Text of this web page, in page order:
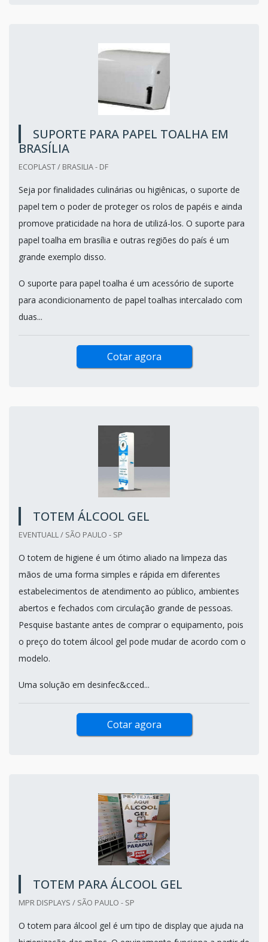
SUPORTE PARA PAPEL TOALHA EM
BRASÍLIA
ECOPLAST / BRASILIA - DF
Seja por finalidades culinárias ou higiênicas, o suporte de
papel tem o poder de proteger os rolos de papéis e ainda
promove praticidade na hora de utilizá-los. O suporte para
papel toalha em brasília e outras regiões do país é um
grande exemplo disso.
O suporte para papel toalha é um acessório de suporte
para acondicionamento de papel toalhas intercalado com
duas...
Cotar agora
TOTEM ÁLCOOL GEL
EVENTUALL / SÃO PAULO - SP
O totem de higiene é um ótimo aliado na limpeza das
mãos de uma forma simples e rápida em diferentes
estabelecimentos de atendimento ao público, ambientes
abertos e fechados com circulação grande de pessoas.
Pesquise bastante antes de comprar o equipamento, pois
o preço do totem álcool gel pode mudar de acordo com o
modelo.
Uma solução em desinfec&cced...
Cotar agora
TOTEM PARA ÁLCOOL GEL
MPR DISPLAYS / SÃO PAULO - SP
O totem para álcool gel é um tipo de display que ajuda na